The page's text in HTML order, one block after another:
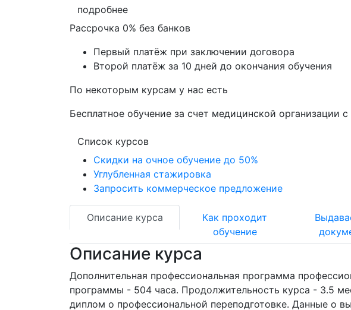
подробнее
Рассрочка 0% без банков
Первый платёж при заключении договора
Второй платёж за 10 дней до окончания обучения
По некоторым курсам у нас есть
Бесплатное обучение за счет медицинской организации
Список курсов
Скидки на очное обучение до 50%
Углубленная стажировка
Запросить коммерческое предложение
Описание курса
Как проходит
обучение
Описание курса
Дополнительная профессиональная программа
программы - 504 часа. Продолжительность курса - 3.5
диплом о профессиональной переподготовке. Данные о